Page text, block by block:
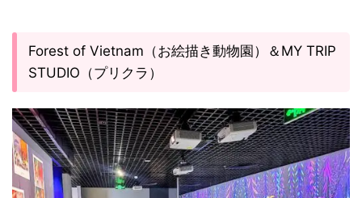
Forest of Vietnam（お絵描き動物園）＆MY TRIP
STUDIO（プリクラ）